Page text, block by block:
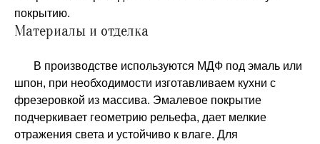
покрытию.
Материалы и отделка
В производстве используются МДФ под эмаль или
шпон, при необходимости изготавливаем кухни с
фрезеровкой из массива. Эмалевое покрытие
подчеркивает геометрию рельефа, дает мелкие
отражения света и устойчиво к влаге. Для